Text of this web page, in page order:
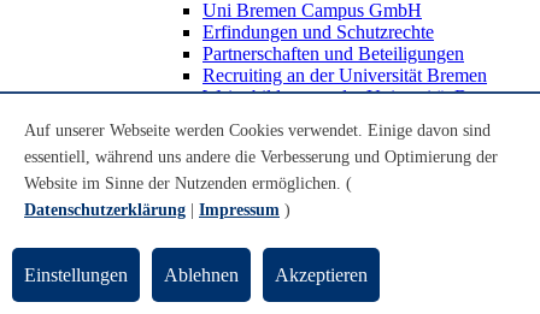
Uni Bremen Campus GmbH
Erfindungen und Schutzrechte
Partnerschaften und Beteiligungen
Recruiting an der Universität Bremen
Weiterbildung an der Universität Bremen
Schülerinnen und Schüler
MINT-Schnupperstudium
Schulklassen
Lehrkräfte
UniTransfer - Servicestelle für Transferaktivitäten
Transfermagazin der Universität Bremen
Auf unserer Webseite werden Cookies verwendet. Einige davon sind
essentiell, während uns andere die Verbesserung und Optimierung der
Website im Sinne der Nutzenden ermöglichen. (
Datenschutzerklärung
Impressum )
Einstellungen Ablehnen Akzeptieren